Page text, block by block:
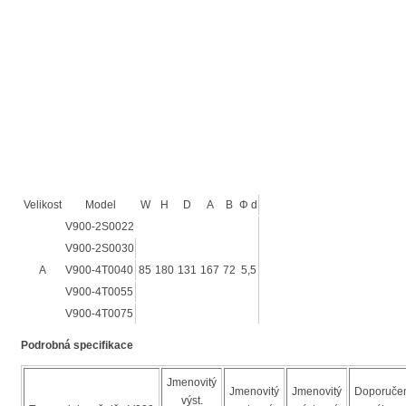
Velikost Model W H D A B Φ d
A
V900-2S0022
85 180 131 167 72 5,5
V900-2S0030
V900-4T0040
V900-4T0055
V900-4T0075
Podrobná specifikace
Jmenovitý
výst.
Jmenovitý
Jmenovitý